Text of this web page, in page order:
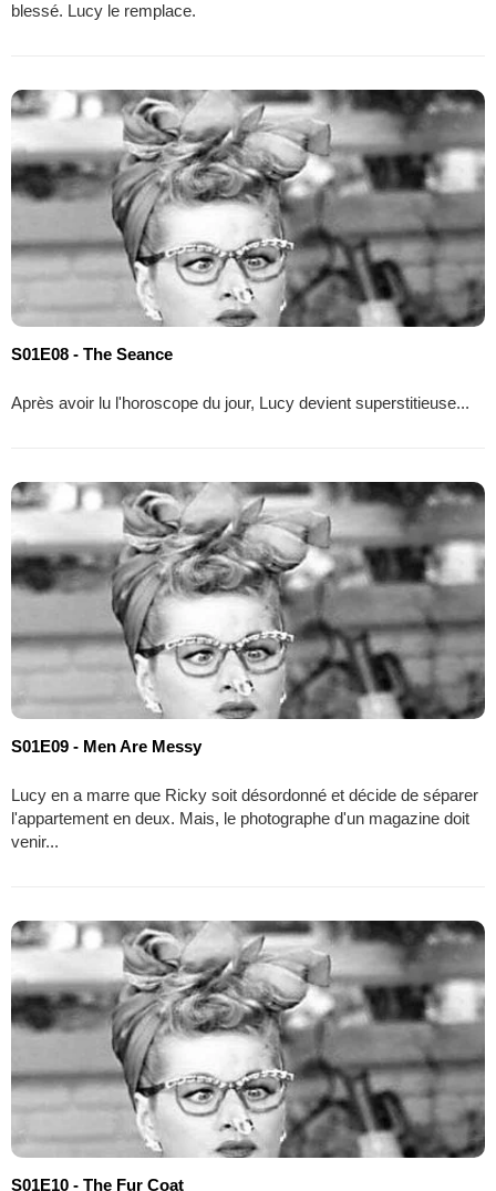
blessé. Lucy le remplace.
S01E08 - The Seance
Après avoir lu l'horoscope du jour, Lucy devient superstitieuse...
S01E09 - Men Are Messy
Lucy en a marre que Ricky soit désordonné et décide de séparer
l'appartement en deux. Mais, le photographe d'un magazine doit
venir...
S01E10 - The Fur Coat